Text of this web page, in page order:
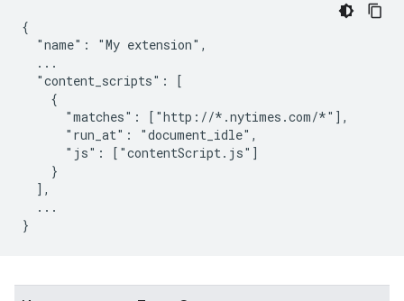
{
  "name": "My extension",
  ...
  "content_scripts": [
    {
      "matches": ["http://*.nytimes.com/*"],
      "run_at": "document_idle",
      "js": ["contentScript.js"]
    }
  ],
  ...